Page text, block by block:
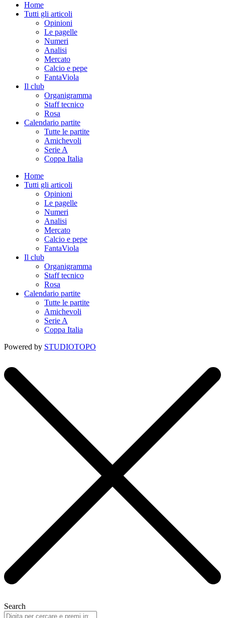
Home
Tutti gli articoli
Opinioni
Le pagelle
Numeri
Analisi
Mercato
Calcio e pepe
FantaViola
Il club
Organigramma
Staff tecnico
Rosa
Calendario partite
Tutte le partite
Amichevoli
Serie A
Coppa Italia
Home
Tutti gli articoli
Opinioni
Le pagelle
Numeri
Analisi
Mercato
Calcio e pepe
FantaViola
Il club
Organigramma
Staff tecnico
Rosa
Calendario partite
Tutte le partite
Amichevoli
Serie A
Coppa Italia
Powered by STUDIOTOPO
Search